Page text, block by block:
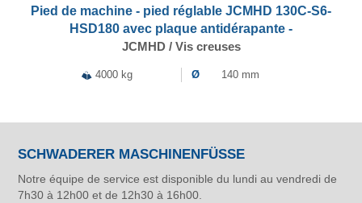
Pied de machine - pied réglable JCMHD 130C-S6-
HSD180 avec plaque antidérapante -
JCMHD / Vis creuses
4000 kg Ø 140 mm
SCHWADERER MASCHINENFÜSSE
Notre équipe de service est disponible du lundi au vendredi de
7h30 à 12h00 et de 12h30 à 16h00.